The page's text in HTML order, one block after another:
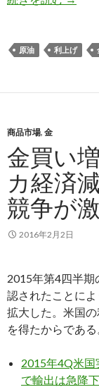
原油 利上げ
商品市場, 金
金買い
カ経済
競争が
2016年2月2日
2015年第4四半期
認されたことに
拡大した。米国
を得たからである
2015年4Q米国
で輸出は急降